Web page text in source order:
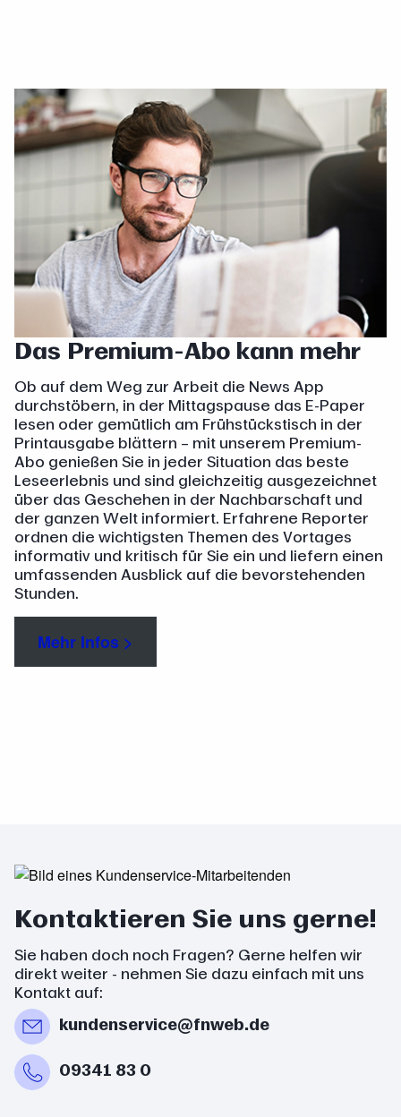
Das Premium-Abo kann mehr
Ob auf dem Weg zur Arbeit die News App
durchstöbern, in der Mittagspause das E-Paper
lesen oder gemütlich am Frühstückstisch in der
Printausgabe blättern – mit unserem Premium-
Abo genießen Sie in jeder Situation das beste
Leseerlebnis und sind gleichzeitig ausgezeichnet
über das Geschehen in der Nachbarschaft und
der ganzen Welt informiert. Erfahrene Reporter
ordnen die wichtigsten Themen des Vortages
informativ und kritisch für Sie ein und liefern einen
umfassenden Ausblick auf die bevorstehenden
Stunden.
Mehr Infos >
Kontaktieren Sie uns gerne!
Sie haben doch noch Fragen? Gerne helfen wir
direkt weiter - nehmen Sie dazu einfach mit uns
Kontakt auf:
kundenservice@fnweb.de
09341 83 0